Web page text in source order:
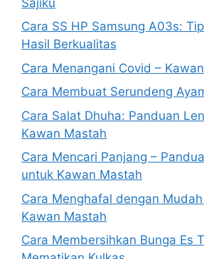
Cara SS HP Samsung A03s:
Hasil Berkualitas
Cara Menangani Covid –
Cara Membuat Serundeng
Cara Salat Dhuha: Panduan
Kawan Mastah
Cara Mencari Panjang –
untuk Kawan Mastah
Cara Menghafal dengan
Kawan Mastah
Cara Membersihkan Bunga Es